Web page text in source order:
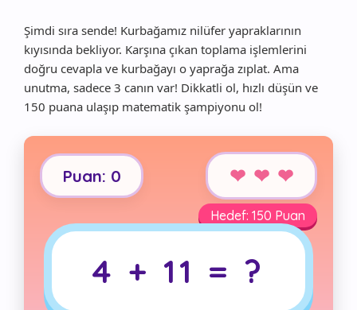
Şimdi sıra sende! Kurbağamız nilüfer yapraklarının
kıyısında bekliyor. Karşına çıkan toplama işlemlerini
doğru cevapla ve kurbağayı o yaprağa zıplat. Ama
unutma, sadece 3 canın var! Dikkatli ol, hızlı düşün ve
150 puana ulaşıp matematik şampiyonu ol!